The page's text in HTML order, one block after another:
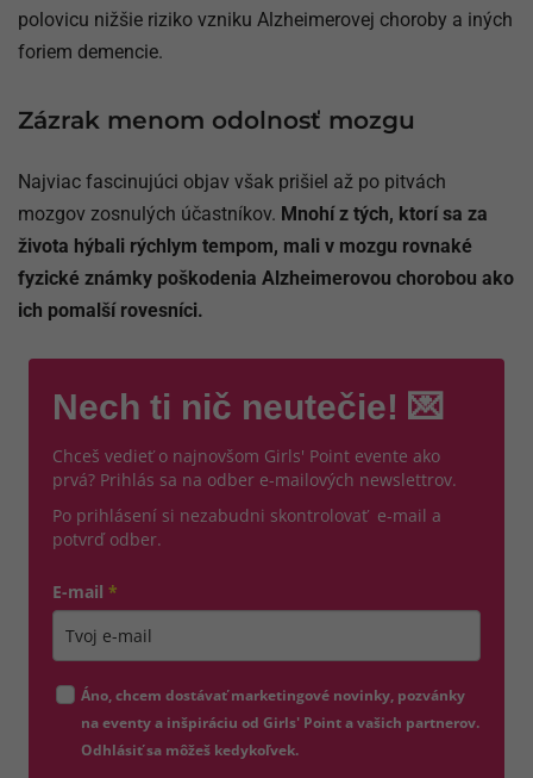
polovicu nižšie riziko vzniku Alzheimerovej choroby a iných
foriem demencie.
Zázrak menom odolnosť mozgu
Najviac fascinujúci objav však prišiel až po pitvách
mozgov zosnulých účastníkov. Mnohí z tých, ktorí sa za
života hýbali rýchlym tempom, mali v mozgu rovnaké
fyzické známky poškodenia Alzheimerovou chorobou ako
ich pomalší rovesníci.
Nech ti nič neutečie! 💌
Chceš vedieť o najnovšom Girls' Point evente ako
prvá? Prihlás sa na odber e-mailových newslettrov.
Po prihlásení si nezabudni skontrolovať e-mail a
potvrď odber.
E-mail *
Áno, chcem dostávať marketingové novinky, pozvánky
na eventy a inšpiráciu od Girls' Point a vašich partnerov.
Odhlásiť sa môžeš kedykoľvek.